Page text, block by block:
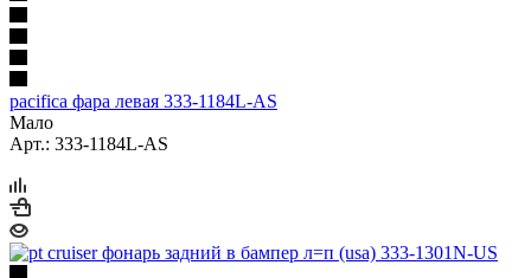
pacifica фара левая 333-1184L-AS
Мало
Арт.: 333-1184L-AS